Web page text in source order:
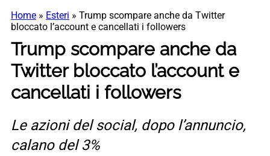
Home » Esteri » Trump scompare anche da Twitter
bloccato l’account e cancellati i followers
Trump scompare anche da
Twitter bloccato l’account e
cancellati i followers
Le azioni del social, dopo l’annuncio,
calano del 3%